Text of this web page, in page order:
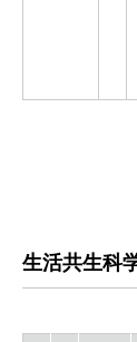
生活共生科